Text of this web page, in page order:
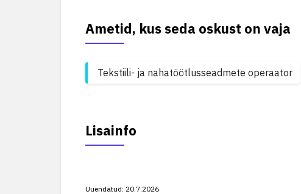
Ametid, kus seda oskust on vaja
Tekstiili- ja nahatöötlusseadmete operaator
Lisainfo
Uuendatud: 20.7.2026